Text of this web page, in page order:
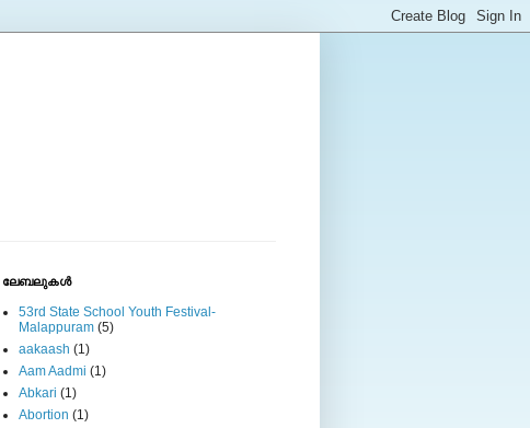
ലേബലുകള്‍
53rd State School Youth Festival-
Malappuram (5)
aakaash (1)
Aam Aadmi (1)
Abkari (1)
Abortion (1)